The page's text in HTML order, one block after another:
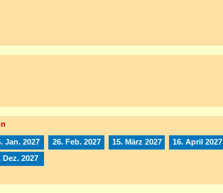
Jan. 2027 26. Feb. 2027 15. März 2027 16. April 2027
Dez. 2027